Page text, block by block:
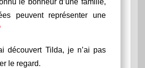
peuvent représenter une
découvert Tilda, je n’ai pas
le regard.